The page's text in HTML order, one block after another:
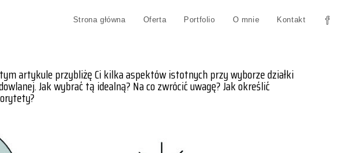
Strona główna Oferta Portfolio O mnie Kontakt
artykule przybliżę Ci kilka aspektów istotnych przy wyborze działki
Jak wybrać tą idealną? Na co zwrócić uwagę? Jak określić